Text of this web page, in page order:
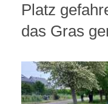
Platz
das Gras